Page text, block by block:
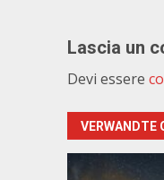
Lascia un
Devi essere
VERWANDTE